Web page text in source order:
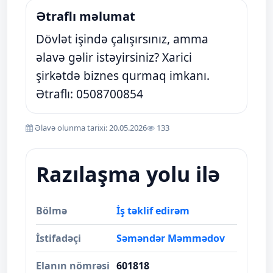
Ətraflı məlumat
Dövlət işində çalışırsınız, amma
əlavə gəlir istəyirsiniz? Xarici
şirkətdə biznes qurmaq imkanı.
Ətraflı: 0508700854
Əlavə olunma tarixi: 20.05.2026 133
Razılaşma yolu ilə
Bölmə İş təklif edirəm
İstifadəçi Səməndər Məmmədov
Elanın nömrəsi 601818